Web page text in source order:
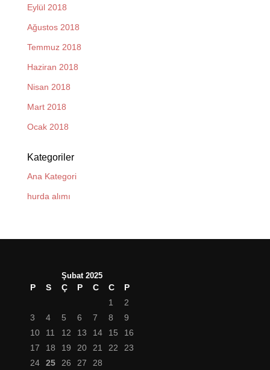
Eylül 2018
Ağustos 2018
Temmuz 2018
Haziran 2018
Nisan 2018
Mart 2018
Ocak 2018
Kategoriler
Ana Kategori
hurda alımı
Şubat 2025
P S Ç P C C
P
1
2
3
4 5 6 7 8
9
10
11 12 13 14 15
16
17
18 19 20 21 22
23
24
25 26 27
28